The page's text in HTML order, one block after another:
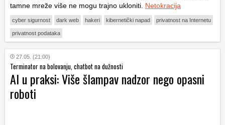
tamne mreže više ne mogu trajno ukloniti. Netokracija
cyber sigurnost dark web hakeri kibernetički napad privatnost na Internetu
privatnost podataka
27.05. (21:00)
Terminator na bolovanju, chatbot na dužnosti
AI u praksi: Više šlampav nadzor nego opasni
roboti